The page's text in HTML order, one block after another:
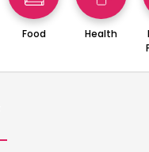
Food Health